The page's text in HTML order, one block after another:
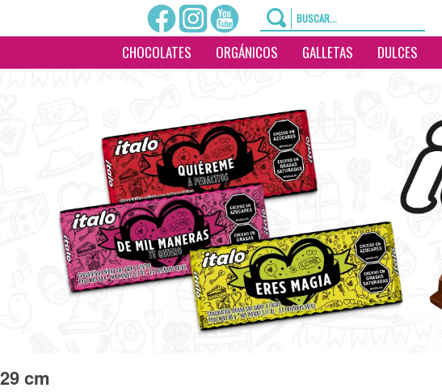
CHOCOLATES ORGÁNICOS GALLETAS DULCES
29 cm